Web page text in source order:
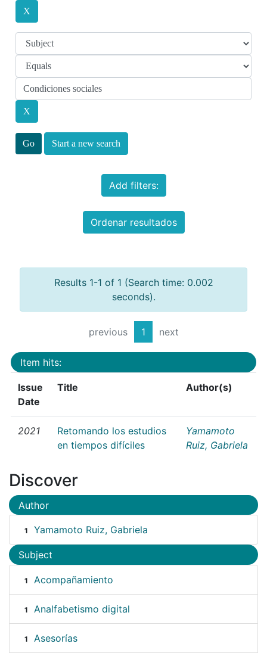
Start a new search
Add filters:
Ordenar resultados
Results 1-1 of 1 (Search time: 0.002
seconds).
previous 1 next
Item hits:
Issue
Date
Title Author(s)
2021
Retomando los estudios
en tiempos difíciles
Yamamoto
Ruiz, Gabriela
Discover
Author
1 Yamamoto Ruiz, Gabriela
Subject
1 Acompañamiento
1 Analfabetismo digital
1 Asesorías